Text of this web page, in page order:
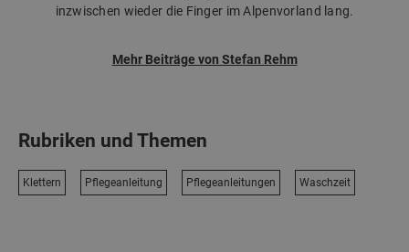
inzwischen wieder die Finger im Alpenvorland lang.
Mehr Beiträge von Stefan Rehm
Rubriken und Themen
Klettern Pflegeanleitung Pflegeanleitungen Waschzeit